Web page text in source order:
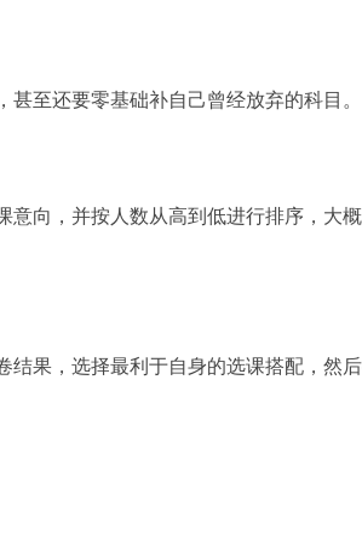
至还要零基础补自己曾经放弃的科目。
向，并按人数从高到低进行排序，大
果，选择最利于自身的选课搭配，然